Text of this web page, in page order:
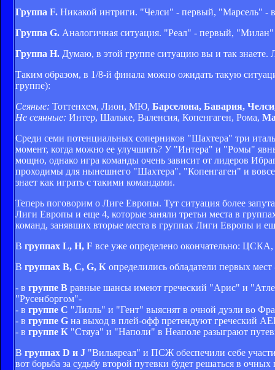
Группа F. Никакой интриги. "Челси" - первый, "Марсель" -
Группа G. Аналогичная ситуация. "Реал" - первый, "Милан"
Группа Н. Думаю, в этой группе ситуацию вы и так
Таким образом, в 1/8-й финала можно ожидать такую
группе):
Сеяные: Тоттенхем, Лион, МЮ, Барселона, Бавария,
Не сеянные: Интер, Шальке, Валенсия, Копенгаген, Рома,
Среди семи потенциальных соперников "Шахтера" три
момент, когда можно ее улучшить? У "Интера" и "Ромы"
мощно, однако игра команды очень зависит от лидеров
проходимы для нынешнего "Шахтера". "Копенгаген" и
знает как играть с такими командами.
Теперь поговорим о Лиге Европы. Тут ситуация более
Лиги Европы и еще 4, которые заняли третьи места в
команд, занявших вторые места в группах Лиги Европы и
В группах L, Н, F все уже определено окончательно:
В группах B, С, G, К определились обладатели первых
- в группе В равные шансы имеют греческий "Арис" и
"Русенборгом"-
- в группе С "Лилль" и "Гент" выяснят в очной дуэли во
- в группе G на выход в плей-офф претендуют греческий
- в группе К "Стяуа" и "Наполи" в Неаполе разыграют
В группах D и J "Вильяреал" и ПСЖ обеспечили себе
вот борьба за судьбу второй путевки будет решаться в